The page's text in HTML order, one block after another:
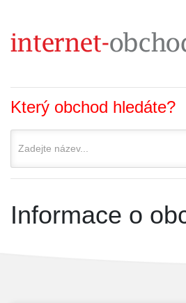
Který obchod hledáte?
Informace o